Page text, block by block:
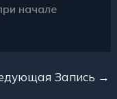
начале
Запись →